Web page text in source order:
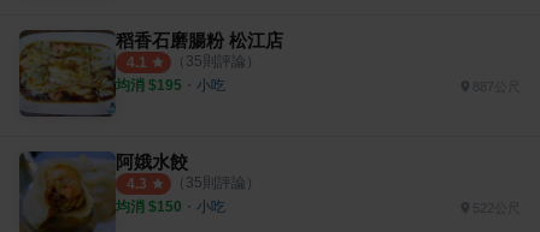
稻香石磨腸粉 松江店
4.1 （ 35則評論）
均消 $195 ・ 小吃
阿娥水餃
4.3 （ 35則評論）
均消 $150 ・ 小吃 522公尺